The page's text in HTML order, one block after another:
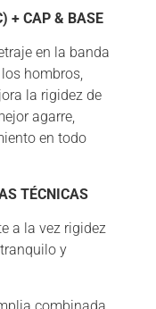
+ CAP & BASE
en la banda
hombros,
la rigidez de
agarre,
en todo
TÉCNICAS
a la vez rigidez
y
combinada